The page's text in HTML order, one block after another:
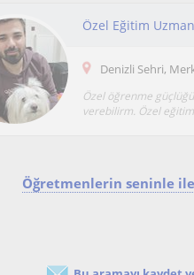
Denizli Sehri,
Özel öğrenme
verebilirm. Özel
Öğretmenlerin seninle